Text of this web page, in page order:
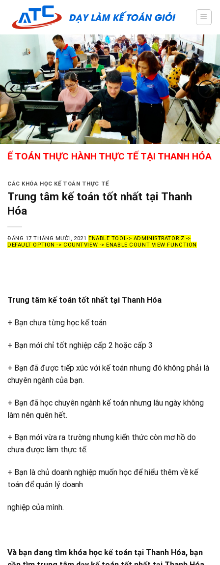
content
THỰC HÀNH THỰC TẾ TẠI THANH HÓA - GIÁO
CÁC KHÓA HỌC KẾ TOÁN THỰC TẾ
Trung tâm kế toán tốt nhất tại Thanh
Hóa
ĐĂNG 17 THÁNG MƯỜI, 2021 ENABLE TOOL-> ADMINISTRATOR Z ->
DEFAULT OPTION -> COUNTVIEW -> ENABLE COUNT VIEW FUNCTION
Trung tâm kế toán tốt nhất tại Thanh Hóa
+ Bạn chưa từng học kế toán
+ Bạn mới chỉ tốt nghiệp cấp 2 hoặc cấp 3
+ Bạn đã được tiếp xúc với kế toán nhưng đó không phải là
chuyên ngành của bạn.
+ Bạn đã học chuyên ngành kế toán nhưng lâu ngày không
làm nên quên hết.
+ Bạn mới vừa ra trường nhưng kiến thức còn mơ hồ do
chưa được làm thực tế.
+ Bạn là chủ doanh nghiệp muốn học để hiểu thêm về kế
toán để quản lý doanh
nghiệp của mình.
Và bạn đang tìm khóa học kế toán tại Thanh Hóa, bạn